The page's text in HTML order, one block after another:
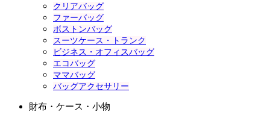
クリアバッグ
ファーバッグ
ボストンバッグ
スーツケース・トランク
ビジネス・オフィスバッグ
エコバッグ
ママバッグ
バッグアクセサリー
財布・ケース・小物